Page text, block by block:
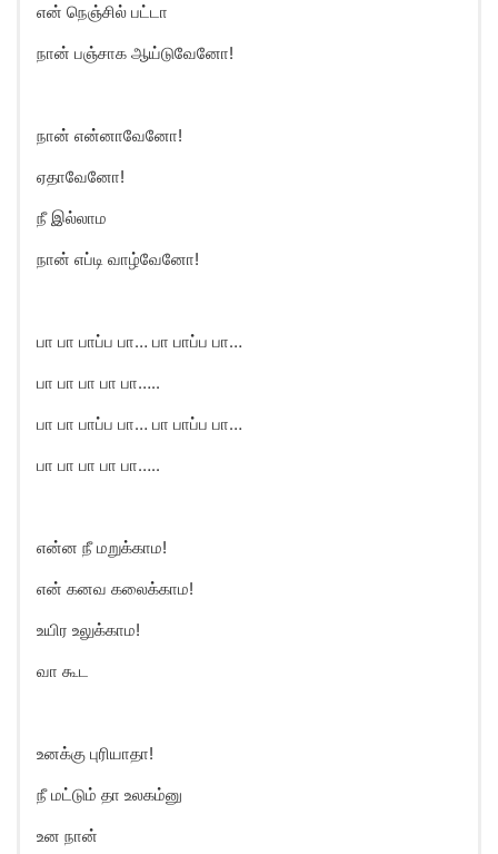
என் நெஞ்சில் பட்டா
நான் பஞ்சாக ஆய்டுவேனோ!
நான் என்னாவேனோ!
ஏதாவேனோ!
நீ இல்லாம
நான் எப்டி வாழ்வேனோ!
பா பா பாப்ப பா… பா பாப்ப பா…
பா பா பா பா பா…..
பா பா பாப்ப பா… பா பாப்ப பா…
பா பா பா பா பா…..
என்ன நீ மறுக்காம!
என் கனவ கலைக்காம!
உயிர உலுக்காம!
வா கூட
உனக்கு புரியாதா!
நீ மட்டும் தா உலகம்னு
உன நான்